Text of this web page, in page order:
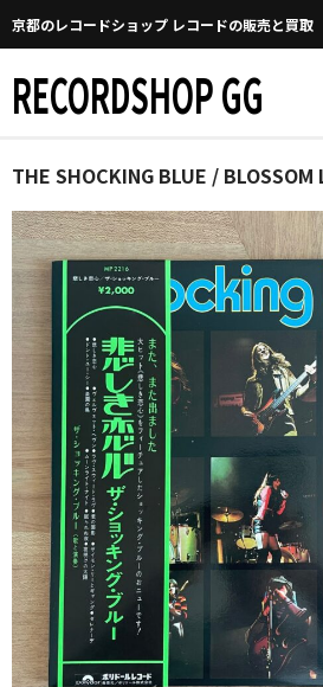
京都のレコードショップ レコードの販売と買取
RECORDSHOP GG
Home
マイページ
GGについて
買取について
取り置きなどについて
Categories
New Arrivals
新譜
GG RECORD （当店のレーベル）
全商品
JAZZ-US
THE SHOCKING BLUE / BLOSSOM